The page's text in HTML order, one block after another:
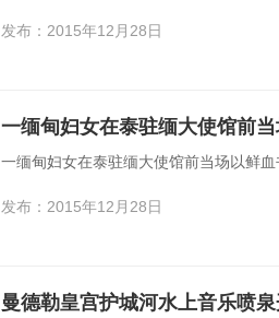
发布：2015年12月28日
一缅甸妇女在泰驻缅大使馆前
一缅甸妇女在泰驻缅大使馆前当场以鲜
发布：2015年12月28日
曼德勒皇宫护城河水上音乐喷